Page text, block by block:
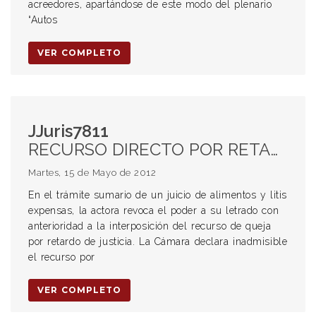
acreedores, apartándose de este modo del plenario
“Autos
VER COMPLETO
JJuris7811
RECURSO DIRECTO POR RETARDADA JUSTICIA. presentado por abogado sin legitimación activa. Poder revocado por la actora con anterioridad a la promoción del remedio procesal.
Martes, 15 de Mayo de 2012
En el trámite sumario de un juicio de alimentos y litis
expensas, la actora revoca el poder a su letrado con
anterioridad a la interposición del recurso de queja
por retardo de justicia. La Cámara declara inadmisible
el recurso por
VER COMPLETO